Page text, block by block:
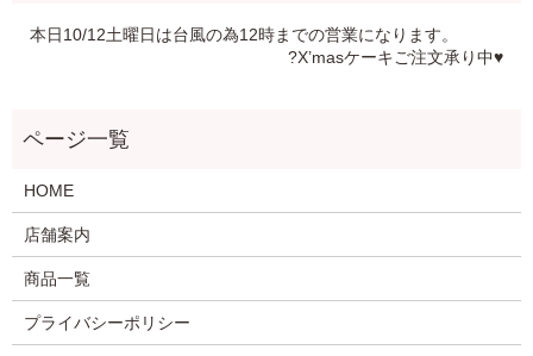
本日10/12土曜日は台風の為12時までの営業になります。
?X’masケーキご注文承り中♥️
HOME
店舗案内
商品一覧
プライバシーポリシー